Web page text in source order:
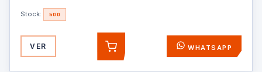
Stock: 500
VER AGREGAR WHATSAPP